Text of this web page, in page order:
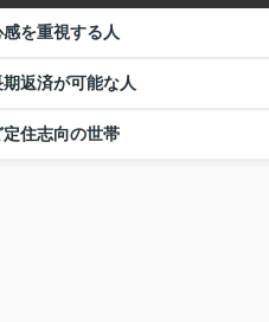
を重視する人
返済が可能な人
住志向の世帯